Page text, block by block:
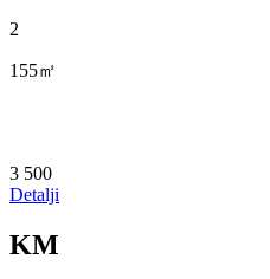
2
155㎡
3 500
Detalji
KM